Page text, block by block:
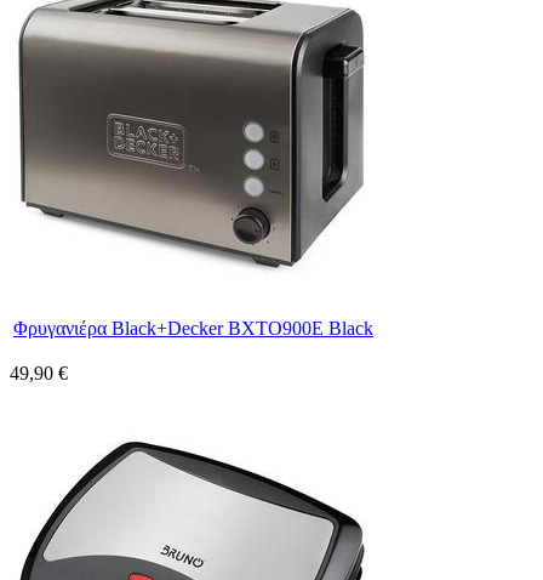
Φρυγανιέρα Black+Decker BXΤΟ900E Black
49,90 €